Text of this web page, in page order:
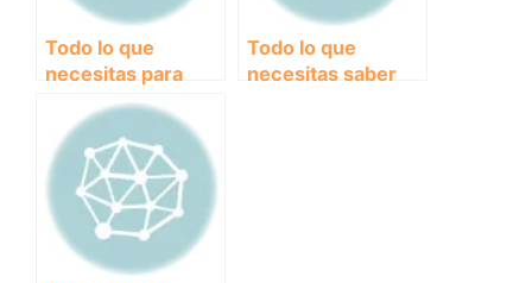
Todo lo que
necesitas para
empezar en el
Canicross: Pack
completo básico
Todo lo que
necesitas saber